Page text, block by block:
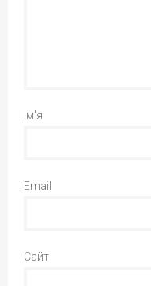
Ім'я
Email
Сайт